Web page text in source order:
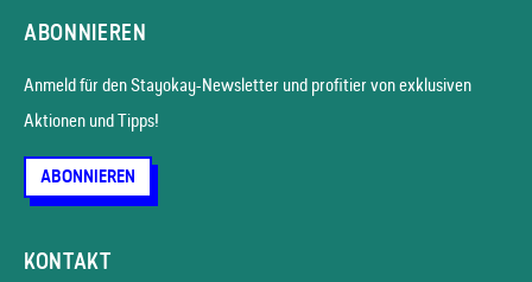
ABONNIEREN
Anmeld für den Stayokay-News­letter und profitier von exklusiven
Aktionen und Tipps!
ABONNIEREN
KONTAKT